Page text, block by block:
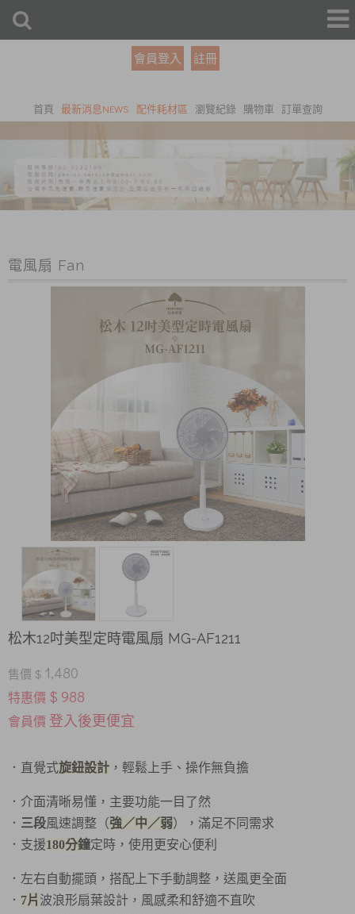
會員登入 註冊
首頁 最新消息NEWS 配件耗材區 瀏覽紀錄 購物車 訂單查詢
電風扇 Fan
松木12吋美型定時電風扇 MG-AF1211
售價 $ 1,480
特惠價 $ 988
會員價 登入後更便宜
．直覺式旋鈕設計 ，輕鬆上手、操作無負擔
．介面清晰易懂，主要功能一目了然
． 三段風速調整（強／中／弱），滿足不同需求
．支援180分鐘定時，使用更安心便利
．左右自動擺頭，搭配上下手動調整，送風更全面
． 7片 波浪形扇葉設計，風感柔和舒適不直吹